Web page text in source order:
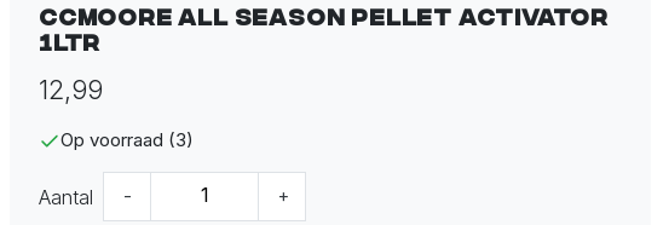
CCMoore All Season Pellet Activator
1Ltr
12,99
Op voorraad (3)
Aantal - +